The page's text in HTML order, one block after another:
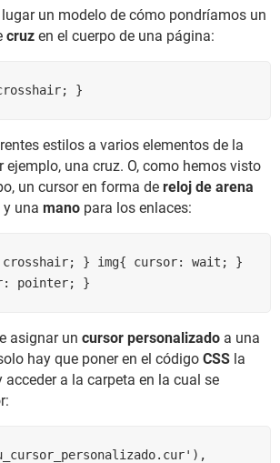
un modelo de cómo pondríamos un
cruz en el cuerpo de una página:
}
estilos a varios elementos de la
ejemplo, una cruz. O, como hemos visto
un cursor en forma de reloj de arena
una mano para los enlaces:
crosshair; } img{ cursor: wait; }
pointer; }
asignar un cursor personalizado a una
hay que poner en el código CSS la
acceder a la carpeta en la cual se